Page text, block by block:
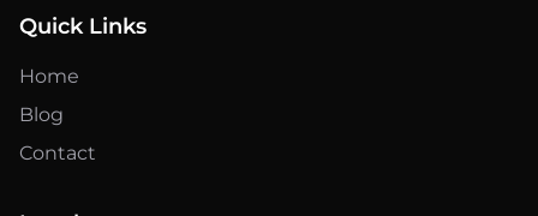
Quick Links
Home
Blog
Contact